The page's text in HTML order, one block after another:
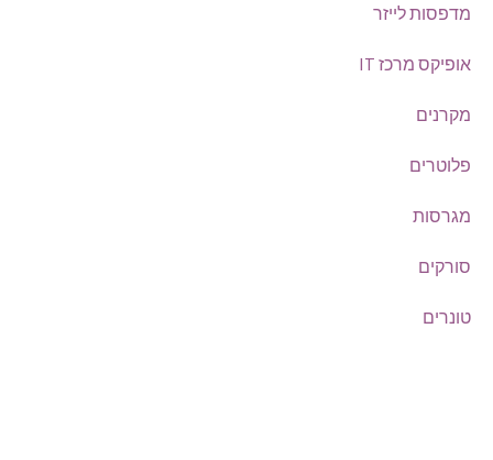
מדפסות לייזר
אופיקס מרכז IT
מקרנים
פלוטרים
מגרסות
סורקים
טונרים